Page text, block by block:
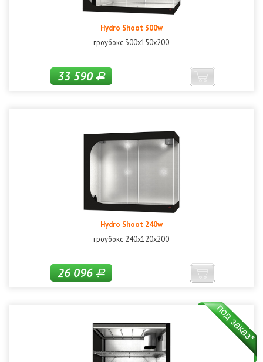
Hydro Shoot 300w
гроубокс 300х150х200
33 590Р
Hydro Shoot 240w
гроубокс 240х120х200
26 096Р